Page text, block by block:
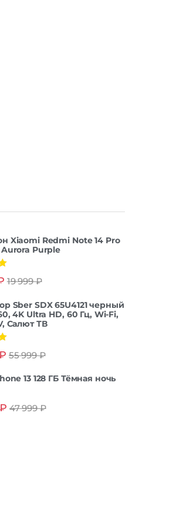
Xiaomi Redmi Note 14 Pro
Aurora Purple
19 999₽
Sber SDX 65U4121 черный
4K Ultra HD, 60 Гц, Wi-Fi,
Салют ТВ
55 999₽
13 128 ГБ Тёмная ночь
₽ 47 999₽